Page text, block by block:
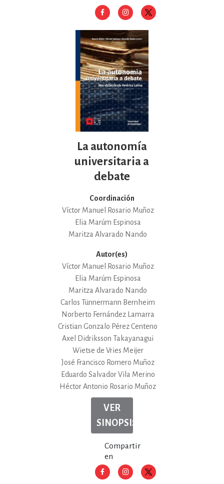
La autonomía
universitaria a
debate
Coordinación
Víctor Manuel Rosario Muñoz
Elia Marúm Espinosa
Maritza Alvarado Nando
Autor(es)
Víctor Manuel Rosario Muñoz
Elia Marúm Espinosa
Maritza Alvarado Nando
Carlos Tünnermann Bernheim
Norberto Fernández Lamarra
Cristian Gonzalo Pérez Centeno
Axel Didriksson Takayanagui
Wietse de Vries Meijer
José Francisco Romero Muñoz
Eduardo Salvador Vila Merino
Héctor Antonio Rosario Muñoz
VER
SINOPSIS
Compartir
en